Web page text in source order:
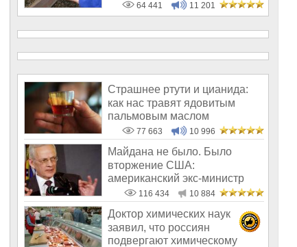
64 441 11 201
Страшнее ртути и цианида:
как нас травят ядовитым
пальмовым маслом
77 663 10 996
Майдана не было. Было
вторжение США:
американский экс-министр
написал открытое пись
116 434 10 884
Доктор химических наук
заявил, что россиян
подвергают химическому